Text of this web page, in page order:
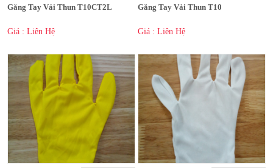
Găng Tay Vải Thun T10CT2L
Giá : Liên Hệ
Găng Tay Vải Thun T10
Giá : Liên Hệ